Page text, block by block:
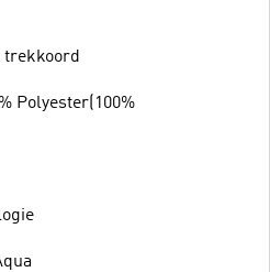
trekkoord
Polyester(100%